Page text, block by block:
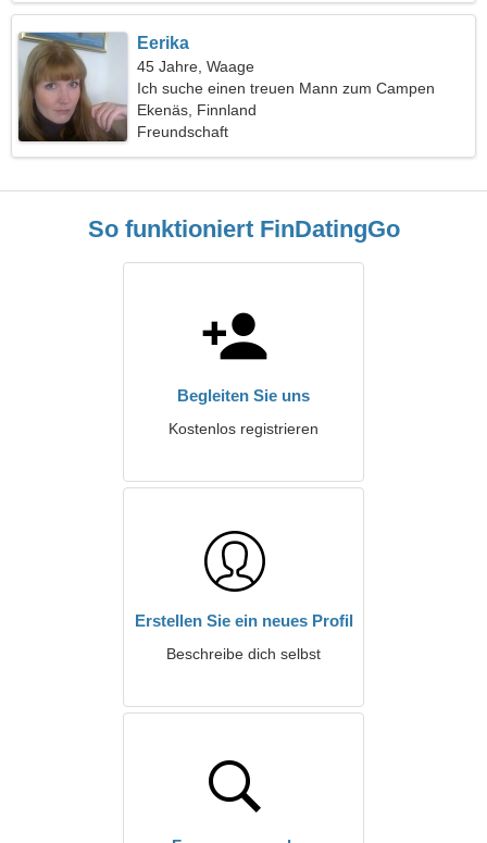
Eerika
45 Jahre, Waage
Ich suche einen treuen Mann zum Campen
Ekenäs, Finnland
Freundschaft
So funktioniert FinDatingGo
Begleiten Sie uns
Kostenlos registrieren
Erstellen Sie ein neues Profil
Beschreibe dich selbst